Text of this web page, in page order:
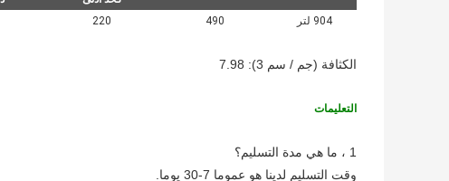
904 لتر
490
220
الكثافة (جم / سم 3): 7.98
التعليمات
1 ، ما هي مدة التسليم؟
وقت التسليم لدينا هو عموما 7-30 يوما.